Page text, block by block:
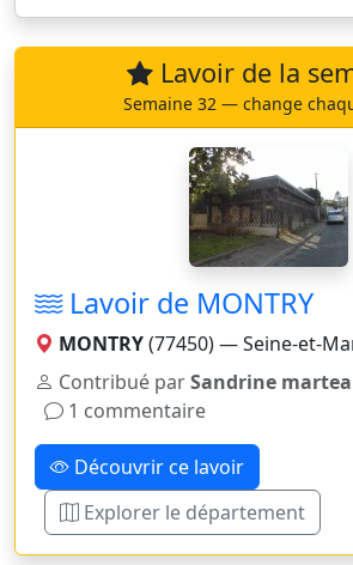
Lavoir de la
Semaine 32 — change
Lavoir de MONTRY
MONTRY(77450) — Seine-et-
Contribué parSandrine
1 commentaire
Découvrir ce lavoir
Explorer le département